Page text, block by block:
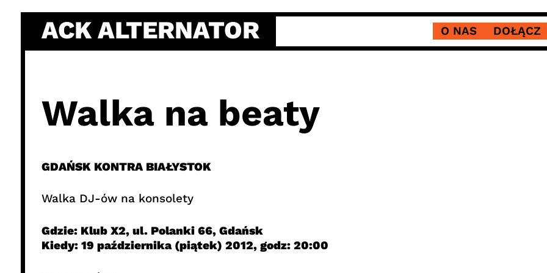
content
ACK ALTERNATOR O NAS DOŁĄCZ
Walka na beaty
GDAŃSK KONTRA BIAŁYSTOK
Walka DJ-ów na konsolety
Gdzie: Klub X2, ul. Polanki 66, Gdańsk
Kiedy: 19 października (piątek) 2012, godz: 20:00